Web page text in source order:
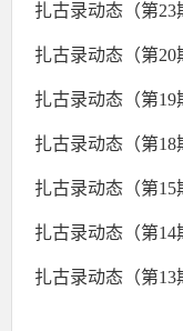
扎古录动态（第23
扎古录动态（第20
扎古录动态（第19
扎古录动态（第18
扎古录动态（第15
扎古录动态（第14
扎古录动态（第13